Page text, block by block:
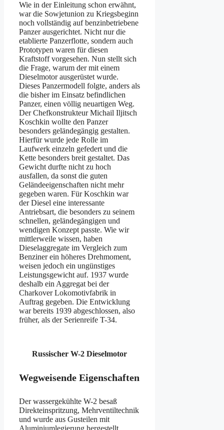
Wie in der Einleitung schon erwähnt,
war die Sowjetunion zu Kriegsbeginn
noch vollständig auf benzinbetriebene
Panzer ausgerichtet. Nicht nur die
etablierte Panzerflotte, sondern auch
Prototypen waren für diesen
Kraftstoff vorgesehen. Nun stellt sich
die Frage, warum der mit einem
Dieselmotor ausgerüstet wurde.
Dieses Panzermodell folgte, anders als
die bisher im Einsatz befindlichen
Panzer, einen völlig neuartigen Weg.
Der Chefkonstrukteur Michail Iljitsch
Koschkin wollte den Panzer
besonders geländegängig gestalten.
Hierfür wurde jede Rolle im
Laufwerk einzeln gefedert und die
Kette besonders breit gestaltet. Das
Gewicht durfte nicht zu hoch
ausfallen, da sonst die guten
Geländeeigenschaften nicht mehr
gegeben waren. Für Koschkin war
der Diesel eine interessante
Antriebsart, die besonders zu seinem
schnellen, geländegängigen und
wendigen Konzept passte. Wie wir
mittlerweile wissen, haben
Dieselaggregate im Vergleich zum
Benziner ein höheres Drehmoment,
weisen jedoch ein ungünstiges
Leistungsgewicht auf. 1937 wurde
deshalb ein Aggregat bei der
Charkover Lokomotivfabrik in
Auftrag gegeben. Die Entwicklung
war bereits 1939 abgeschlossen, also
früher, als der Serienreife T-34.
Russischer W-2 Dieselmotor
Wegweisende Eigenschaften
Der wassergekühlte W-2 besaß
Direkteinspritzung, Mehrventiltechnik
und wurde aus Gusteilen mit
Aluminiumlegierung hergestellt.